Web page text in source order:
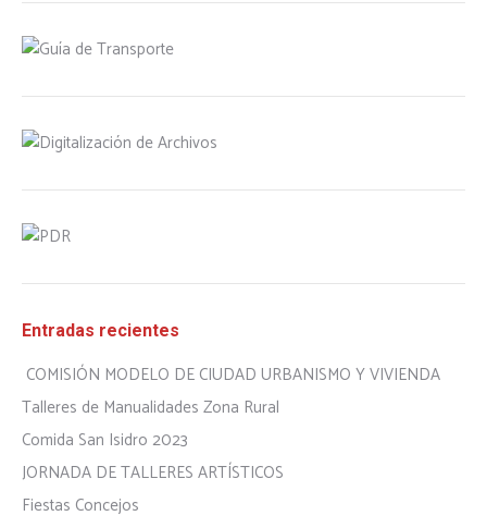
Entradas recientes
COMISIÓN MODELO DE CIUDAD URBANISMO Y VIVIENDA
Talleres de Manualidades Zona Rural
Comida San Isidro 2023
JORNADA DE TALLERES ARTÍSTICOS
Fiestas Concejos